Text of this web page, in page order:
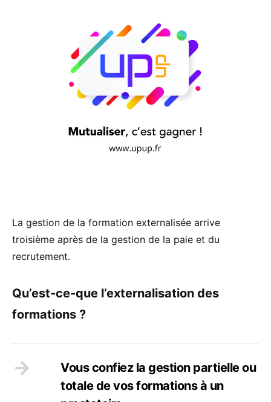
La gestion de la formation externalisée arrive
troisième après de la gestion de la paie et du
recrutement.
Qu’est-ce-que l’externalisation des
formations ?
Vous confiez la gestion partielle ou
totale de vos formations à un